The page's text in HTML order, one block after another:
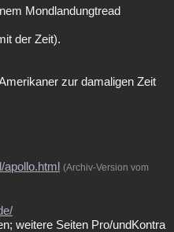
Mondlandungtread
der Zeit).
zur damaligen Zeit
apollo.html (Archiv-Version vom
weitere Seiten Pro/undKontra